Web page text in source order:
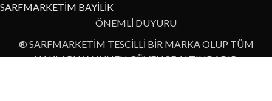
SARFMARKETİM BAYİLİK
ÖNEMLİ DUYURU
® SARFMARKETİM TESCİLLİ BİR MARKA OLUP TÜM
HAKLARI KANUNEN GÜVENCE ALTINDADIR.